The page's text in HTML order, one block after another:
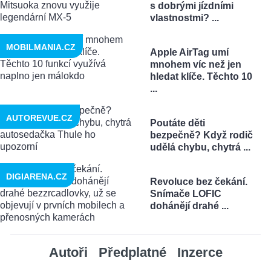
s dobrými jízdními
vlastnostmi? ...
Apple AirTag umí
mnohem víc než jen
hledat klíče. Těchto 10
...
MOBILMANIA.CZ
Poutáte děti
bezpečně? Když rodič
udělá chybu, chytrá ...
AUTOREVUE.CZ
Revoluce bez čekání.
Snímače LOFIC
dohánějí drahé ...
DIGIARENA.CZ
Autoři Předplatné Inzerce